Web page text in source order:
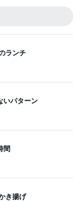
ランチ
いパターン
間
き揚げ